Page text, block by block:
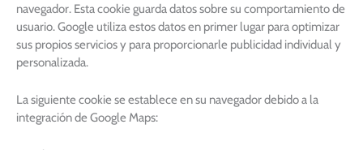
navegador. Esta cookie guarda datos sobre su comportamiento de
usuario. Google utiliza estos datos en primer lugar para optimizar
sus propios servicios y para proporcionarle publicidad individual y
personalizada.
La siguiente cookie se establece en su navegador debido a la
integración de Google Maps: